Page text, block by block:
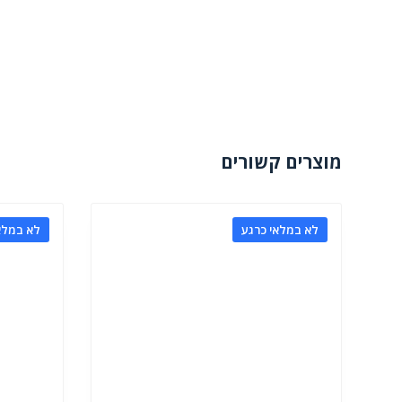
מוצרים קשורים
לא במלאי כרגע לא